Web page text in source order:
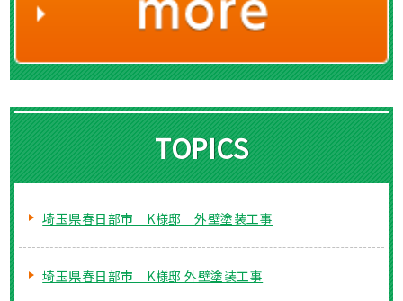
TOPICS
埼玉県春日部市 K様邸 外壁塗装工事
埼玉県春日部市 K様邸 外壁塗装工事